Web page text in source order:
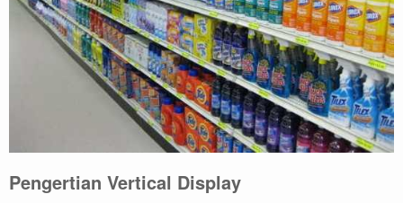
Pengertian Vertical Display